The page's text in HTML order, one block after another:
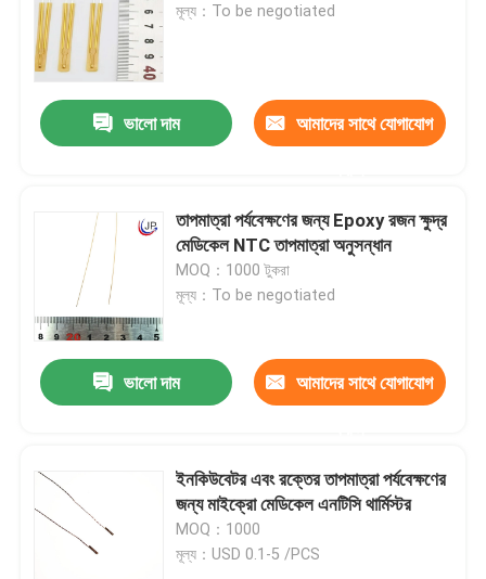
মূল্য：To be negotiated
ভালো দাম আমাদের সাথে যোগাযোগ
তাপমাত্রা পর্যবেক্ষণের জন্য Epoxy রজন ক্ষুদ্র
মেডিকেল NTC তাপমাত্রা অনুসন্ধান
MOQ：1000 টুকরা
মূল্য：To be negotiated
ভালো দাম আমাদের সাথে যোগাযোগ
ইনকিউবেটর এবং রক্তের তাপমাত্রা পর্যবেক্ষণের
জন্য মাইক্রো মেডিকেল এনটিসি থার্মিস্টর
MOQ：1000
মূল্য：USD 0.1-5 /PCS